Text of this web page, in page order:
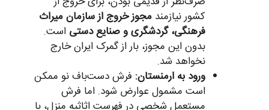
کشور نیازمندمجوز خروج از سازمان میراث
فرهنگی، گردشگری و صنایع دستی است.
بدون این مجوز، بار از گمرک ایران خارج
نخواهد شد.
ورود به ارمنستان: فرش دست‌باف نو ممکن
است مشمول عوارض شود. اما فرش
مستعمل شخصی در فهرست اثاثیه منزل، با